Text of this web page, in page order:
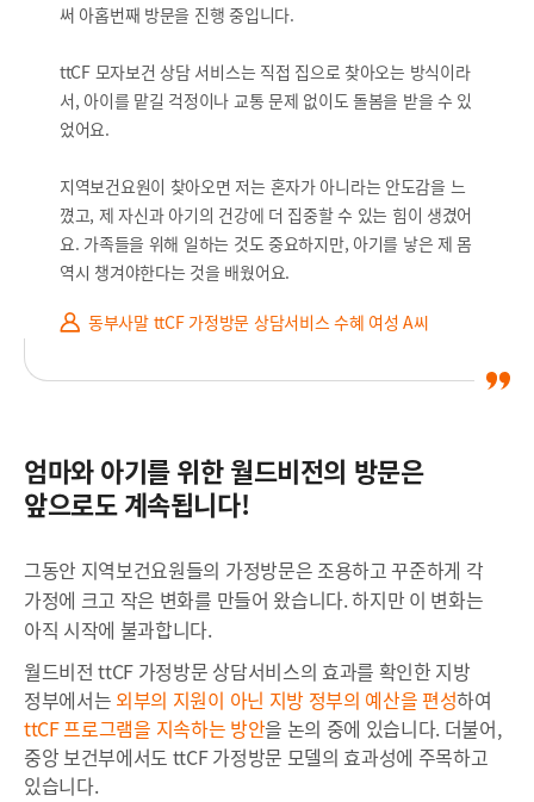
써 아홉번째 방문을 진행 중입니다.
ttCF 모자보건 상담 서비스는 직접 집으로 찾아오는 방식이라
서, 아이를 맡길 걱정이나 교통 문제 없이도 돌봄을 받을 수 있
었어요.
지역보건요원이 찾아오면 저는 혼자가 아니라는 안도감을 느
꼈고, 제 자신과 아기의 건강에 더 집중할 수 있는 힘이 생겼어
요. 가족들을 위해 일하는 것도 중요하지만, 아기를 낳은 제 몸
역시 챙겨야한다는 것을 배웠어요.
동부사말 ttCF 가정방문 상담서비스 수혜 여성 A씨
엄마와 아기를 위한 월드비전의 방문은
앞으로도 계속됩니다!
그동안 지역보건요원들의 가정방문은 조용하고 꾸준하게 각
가정에 크고 작은 변화를 만들어 왔습니다.하지만 이 변화는
아직 시작에 불과합니다.
월드비전 ttCF 가정방문 상담서비스의 효과를 확인한 지방
정부에서는 외부의 지원이 아닌 지방 정부의 예산을 편성하여
ttCF프로그램을 지속하는 방안을 논의 중에 있습니다. 더불어,
중앙 보건부에서도 ttCF 가정방문 모델의 효과성에 주목하고
있습니다.